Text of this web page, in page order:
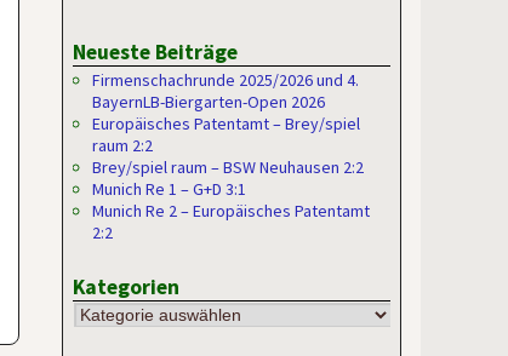
Neueste Beiträge
Firmenschachrunde 2025/2026 und 4.
BayernLB-Biergarten-Open 2026
Europäisches Patentamt – Brey/spiel
raum 2:2
Brey/spiel raum – BSW Neuhausen 2:2
Munich Re 1 – G+D 3:1
Munich Re 2 – Europäisches Patentamt
2:2
Kategorien